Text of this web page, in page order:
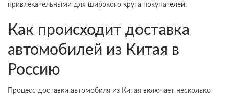
привлекательными для широкого круга покупателей.
Как происходит доставка
автомобилей из Китая в
Россию
Процесс доставки автомобиля из Китая включает несколько